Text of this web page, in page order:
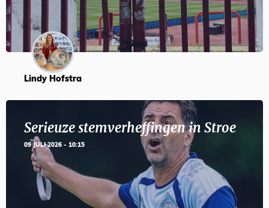
Lindy Hofstra
Serieuze stemverheffingen in Stroe
09 JULI 2026 - 10:15